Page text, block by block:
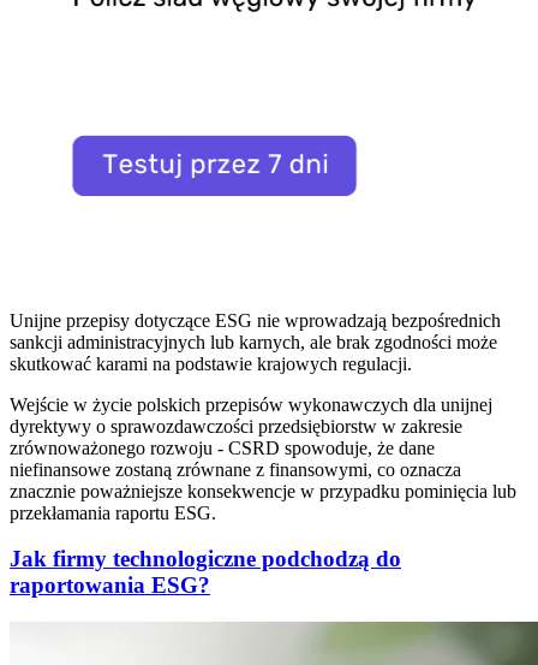
Unijne przepisy dotyczące ESG nie wprowadzają bezpośrednich
sankcji administracyjnych lub karnych, ale brak zgodności może
skutkować karami na podstawie krajowych regulacji.
Wejście w życie polskich przepisów wykonawczych dla unijnej
dyrektywy o sprawozdawczości przedsiębiorstw w zakresie
zrównoważonego rozwoju - CSRD spowoduje, że dane
niefinansowe zostaną zrównane z finansowymi, co oznacza
znacznie poważniejsze konsekwencje w przypadku pominięcia lub
przekłamania raportu ESG.
Jak firmy technologiczne podchodzą do
raportowania ESG?